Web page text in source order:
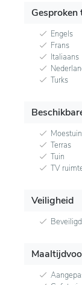
Gesproken
Engels
Frans
Italiaans
Turks
Moestuin
Terras
Tuin
TV
Veiligheid